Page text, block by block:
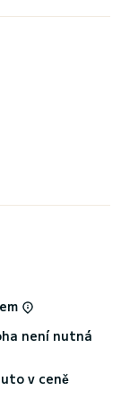
není nutná
v ceně